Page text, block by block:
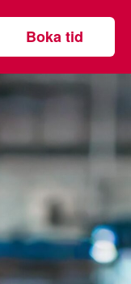
Boka tid